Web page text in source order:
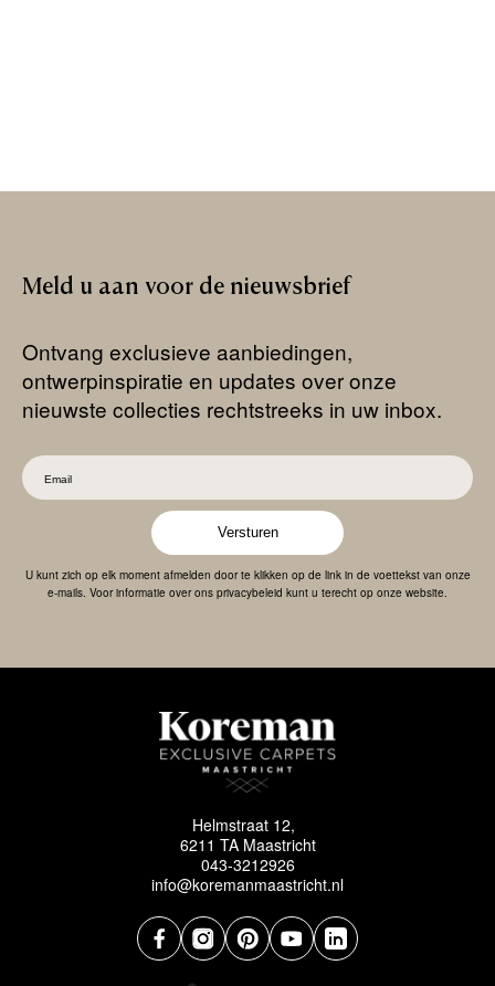
Meld u aan voor de nieuwsbrief
Ontvang exclusieve aanbiedingen,
ontwerpinspiratie en updates over onze
nieuwste collecties rechtstreeks in uw inbox.
Versturen
U kunt zich op elk moment afmelden door te klikken op de link in de voettekst van onze
e-mails. Voor informatie over ons privacybeleid kunt u terecht op onze website.
Helmstraat 12,
6211 TA Maastricht
043-3212926
info@koremanmaastricht.nl